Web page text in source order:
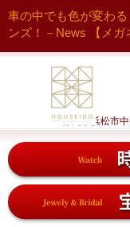
車の中でも色が変わ
ンズ！－News 【メガ
静岡県浜松市